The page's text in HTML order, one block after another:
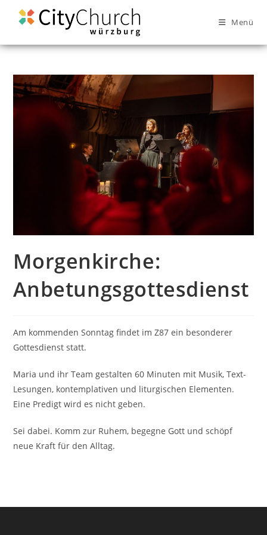
Menü
Morgenkirche:
Anbetungsgottesdienst
Am kommenden Sonntag findet im Z87 ein besonderer
Gottesdienst statt.
Maria und ihr Team gestalten 60 Minuten mit Musik, Text-
Lesungen, kontemplativen und liturgischen Elementen.
Eine Predigt wird es nicht geben.
Sei dabei. Komm zur Ruhem, begegne Gott und schöpf
neue Kraft für den Alltag.